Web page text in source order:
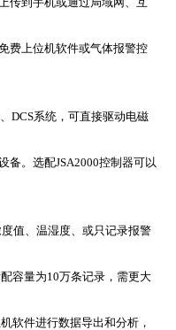
费上位机软件或气体报警控
DCS系统，可直接驱动电磁
备。选配JSA2000控制器可以
值、温湿度、或只记录报警
容量为10万条记录，需更大
软件进行数据导出和分析，